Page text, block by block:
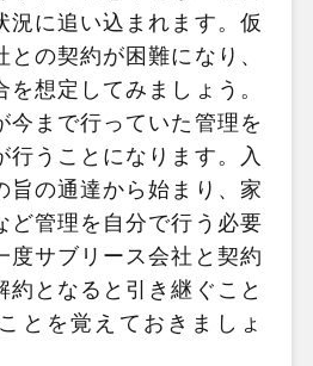
況に追い込まれます。仮
の契約が困難になり、
想定してみましょう。
今まで行っていた管理を
行うことになります。入
旨の通達から始まり、家
ど管理を自分で行う必要
度サブリース会社と契約
約となると引き継ぐこと
とを覚えておきましょ